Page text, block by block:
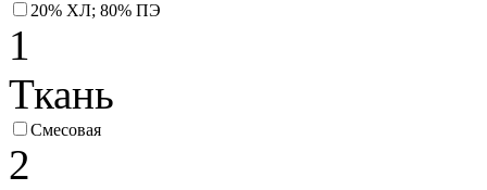
20% ХЛ; 80% ПЭ
1
Ткань
Смесовая
2